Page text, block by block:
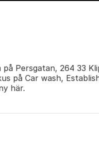
Persgatan, 264 33
på Car wash,
här.